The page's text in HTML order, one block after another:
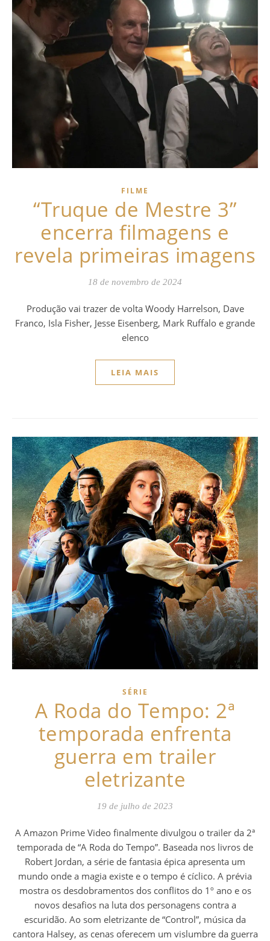
FILME
“Truque de Mestre 3”
encerra filmagens e
revela primeiras imagens
18 de novembro de 2024
Produção vai trazer de volta Woody Harrelson, Dave
Franco, Isla Fisher, Jesse Eisenberg, Mark Ruffalo e grande
elenco
LEIA MAIS
SÉRIE
A Roda do Tempo: 2ª
temporada enfrenta
guerra em trailer
eletrizante
19 de julho de 2023
A Amazon Prime Video finalmente divulgou o trailer da 2ª
temporada de “A Roda do Tempo”. Baseada nos livros de
Robert Jordan, a série de fantasia épica apresenta um
mundo onde a magia existe e o tempo é cíclico. A prévia
mostra os desdobramentos dos conflitos do 1º ano e os
novos desafios na luta dos personagens contra a
escuridão. Ao som eletrizante de “Control”, música da
cantora Halsey, as cenas oferecem um vislumbre da guerra